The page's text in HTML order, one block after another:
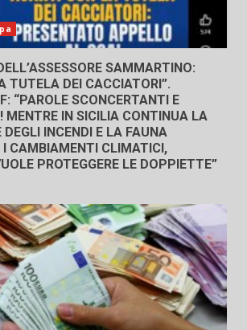
SAMMARTINO:
TUTELA DEI CACCIATORI”.
“PAROLE SCONCERTANTI E
MENTRE IN SICILIA CONTINUA LA
DEGLI INCENDI E LA FAUNA
CAMBIAMENTI CLIMATICI,
PROTEGGERE LE DOPPIETTE”